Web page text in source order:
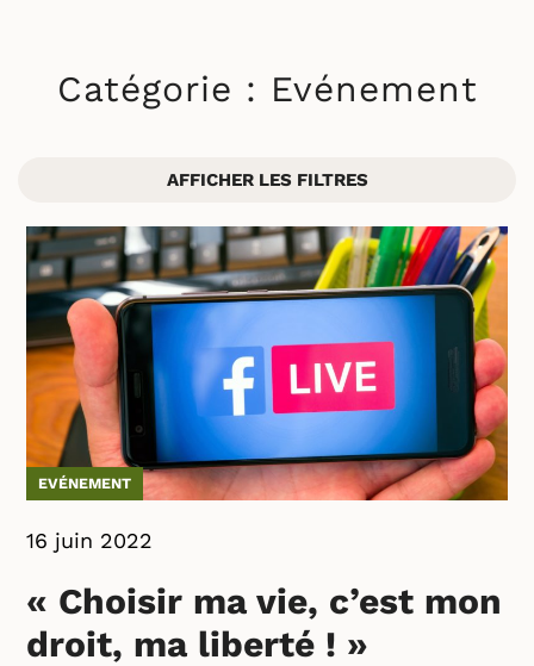
Catégorie : Evénement
AFFICHER LES FILTRES
EVÉNEMENT
16 juin 2022
« Choisir ma vie, c’est mon
droit, ma liberté ! »